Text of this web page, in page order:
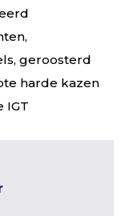
geroosterd
harde kazen
IGT